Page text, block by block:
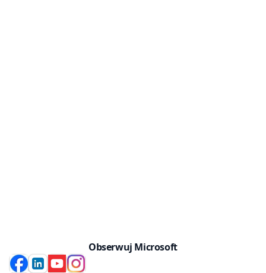
Obserwuj Microsoft